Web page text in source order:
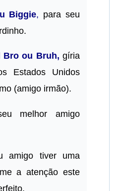
Biggie, para seu
Bro ou Bruh, gíria
Estados Unidos
(amigo irmão).
melhor amigo
amigo tiver uma
a atenção este